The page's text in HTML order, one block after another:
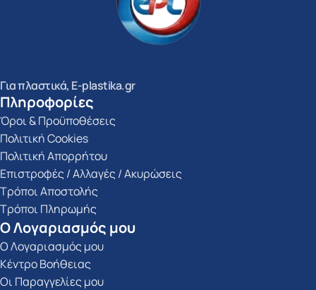
Για πλαστικά, E-plastika.gr
Πληροφορίες
Όροι & Προϋποθέσεις
Πολιτική Cookies
Πολιτική Απορρήτου
Επιστροφές / Αλλαγές / Ακυρώσεις
Τρόποι Αποστολής
Τρόποι Πληρωμής
Ο Λογαριασμός μου
Ο Λογαριασμός μου
Κέντρο Βοήθειας
Οι Παραγγελίες μου